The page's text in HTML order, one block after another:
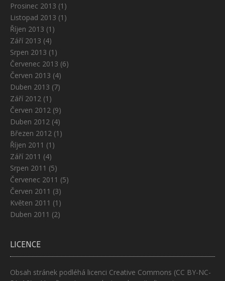
Prosinec 2013 (1)
Listopad 2013 (1)
Říjen 2013 (1)
Září 2013 (4)
Srpen 2013 (1)
Červenec 2013 (6)
Červen 2013 (4)
Duben 2013 (7)
Září 2012 (1)
Červen 2012 (9)
Duben 2012 (4)
Březen 2012 (1)
Říjen 2011 (1)
Září 2011 (4)
Srpen 2011 (5)
Červenec 2011 (5)
Červen 2011 (3)
Květen 2011 (1)
Duben 2011 (2)
LICENCE
Obsah stránek podléhá licenci Creative Commons (CC BY-NC-